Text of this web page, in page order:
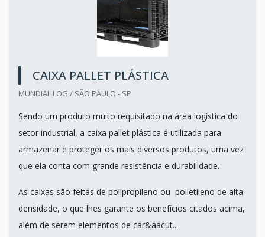
CAIXA PALLET PLÁSTICA
MUNDIAL LOG / SÃO PAULO - SP
Sendo um produto muito requisitado na área logística do
setor industrial, a caixa pallet plástica é utilizada para
armazenar e proteger os mais diversos produtos, uma vez
que ela conta com grande resistência e durabilidade.
As caixas são feitas de polipropileno ou polietileno de alta
densidade, o que lhes garante os benefícios citados acima,
além de serem elementos de car&aacut...